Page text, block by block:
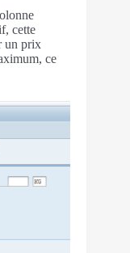
cette
prix
ce